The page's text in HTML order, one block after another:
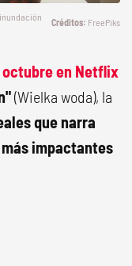
FreePiks
en Netflix
(Wielka woda), la
que narra
impactantes